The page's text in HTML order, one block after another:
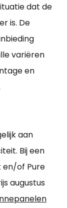
dat de
is. De
variëren
en
aan
Bij een
en/of Pure
augustus